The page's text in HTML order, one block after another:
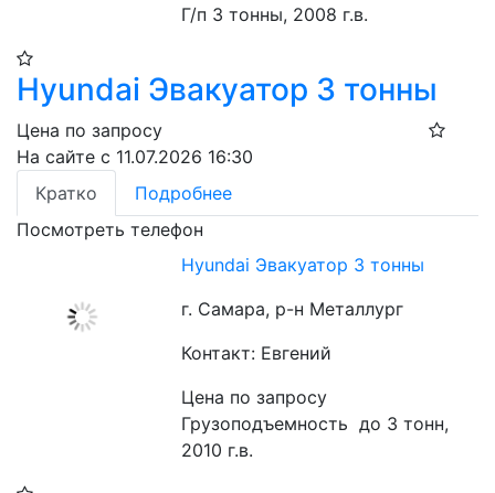
Г/п 3 тонны, 2008 г.в.
Hyundai Эвакуатор 3 тонны
Цена по запросу
На сайте с 11.07.2026 16:30
Кратко
Подробнее
Посмотреть телефон
Hyundai Эвакуатор 3 тонны
г. Самара, р-н Металлург
Контакт: Евгений
Цена по запросу
Грузоподъемность  до 3 тонн,
2010 г.в.